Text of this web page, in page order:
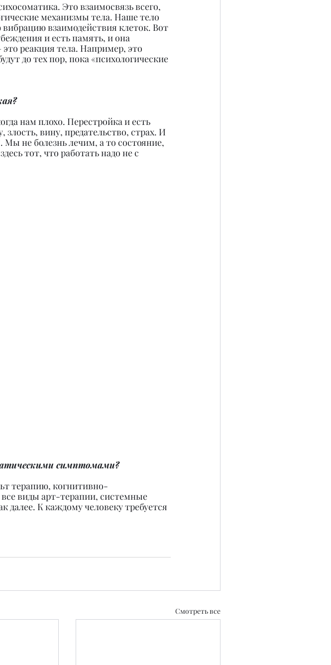
Это взаимосвязь всего,
механизмы тела. Наше тело
взаимодействия клеток. Вот
и есть память, и она
реакция тела. Например, это
до тех пор, пока «психологические
нам плохо. Перестройка и есть
вину, предательство, страх. И
Мы не болезнь лечим, а то состояние,
тот, что работать надо не с
симптомами?
терапию, когнитивно-
все виды арт-терапии, системные
далее. К каждому человеку требуется
Смотреть все